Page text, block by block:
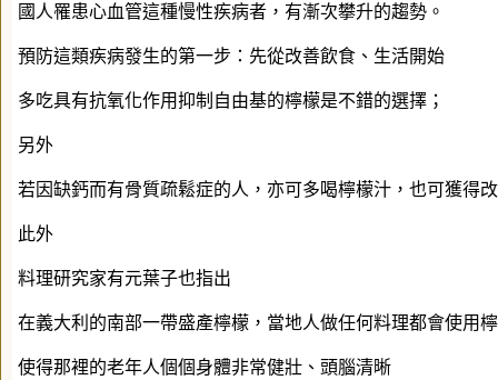
國人罹患心血管這種慢性疾病者，有漸次攀升的趨勢。
預防這類疾病發生的第一步：先從改善飲食、生活開始
多吃具有抗氧化作用抑制自由基的檸檬是不錯的選擇；
另外
若因缺鈣而有骨質疏鬆症的人，亦可多喝檸檬汁，也可獲得
此外
料理研究家有元葉子也指出
在義大利的南部一帶盛產檸檬，當地人做任何料理都會使用
使得那裡的老年人個個身體非常健壯、頭腦清晰